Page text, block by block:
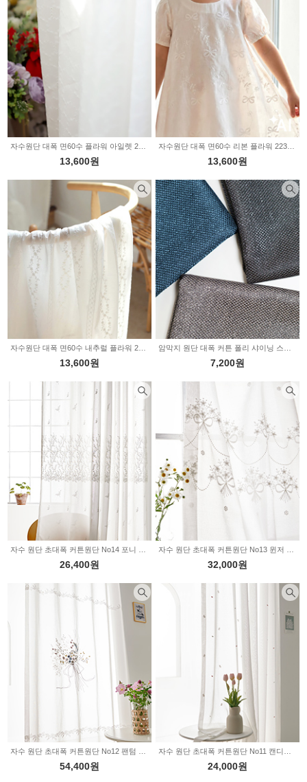
13,600원 13,600원
13,600원 7,200원
26,400원 32,000원
자수 원단 초대폭 커튼원단 No12 팬텀 2234624
54,400원
자수 원단 초대폭 커튼원단 No11 캔디하트 2234623
24,000원